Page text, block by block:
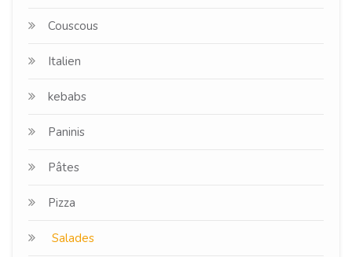
Couscous
Italien
kebabs
Paninis
Pâtes
Pizza
Salades